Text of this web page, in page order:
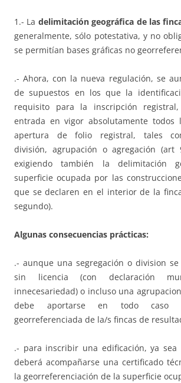
1.- La delimitación geográfica de las
generalmente, sólo potestativa, y no
se permitían bases gráficas no
.- Ahora, con la nueva regulación, se
de supuestos en los que la
requisito para la inscripción
entrada en vigor absolutamente todos
apertura de folio registral, tales
división, agrupación o agregación (art
exigiendo también la delimitación
superficie ocupada por las
que se declaren en el interior de la
segundo).
Algunas consecuencias prácticas:
.- aunque una segregación o division
sin licencia (con declaración
innecesariedad) o incluso una
debe aportarse en todo caso
georreferenciada de la/s fincas de
.- para inscribir una edificación, ya sea
deberá acompañarse una certificado
la georreferenciación de la superficie